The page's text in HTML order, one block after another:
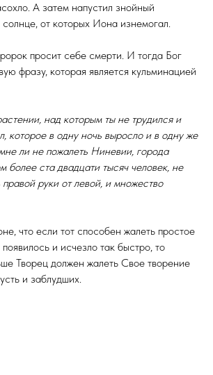
А затем напустил знойный
солнце, от которых Иона изнемогал.
просит себе смерти. И тогда Бог
фразу, которая является кульминацией
над которым ты не трудился и
которое в одну ночь выросло и в одну же
ли не пожалеть Ниневии, города
более ста двадцати тысяч человек, не
руки от левой, и множество
что если тот способен жалеть простое
и исчезло так быстро, то
Творец должен жалеть Свое творение
и заблудших.